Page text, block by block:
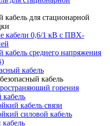
кабель для стационарной
кабели 0,6/1 кВ с ПВХ-
кабель среднего напряжения
кабель
кабель
горения
кабель
кабель связи
силовой кабель